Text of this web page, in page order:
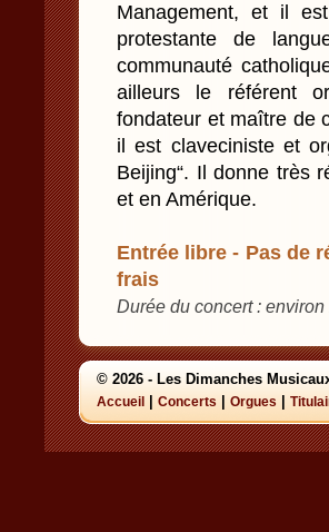
Management, et il
protestante de
communauté
ailleurs le référent
fondateur et maître de
il est claveciniste et
Beijing“. Il donne très
et en Amérique.
Entrée libre - Pas de
frais
Durée du concert : environ
© 2026 - Les Dimanches
Accueil Concerts Orgues